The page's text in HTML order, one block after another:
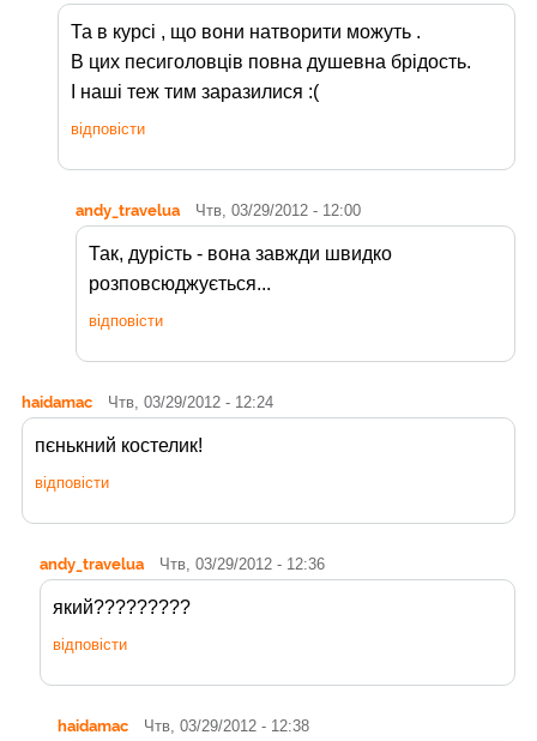
Та в курсі , що вони натворити можуть .
В цих песиголовців повна душевна брідость.
І наші теж тим заразилися :(
відповісти
andy_travelua Чтв, 03/29/2012 - 12:00
Так, дурість - вона завжди швидко
розповсюджується...
відповісти
haidamac Чтв, 03/29/2012 - 12:24
пєнькний костелик!
відповісти
andy_travelua Чтв, 03/29/2012 - 12:36
який?????????
відповісти
haidamac Чтв, 03/29/2012 - 12:38